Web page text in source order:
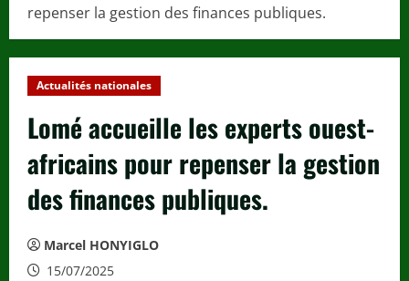
repenser la gestion des finances publiques.
Actualités nationales
Lomé accueille les experts ouest-
africains pour repenser la gestion
des finances publiques.
Marcel HONYIGLO
15/07/2025